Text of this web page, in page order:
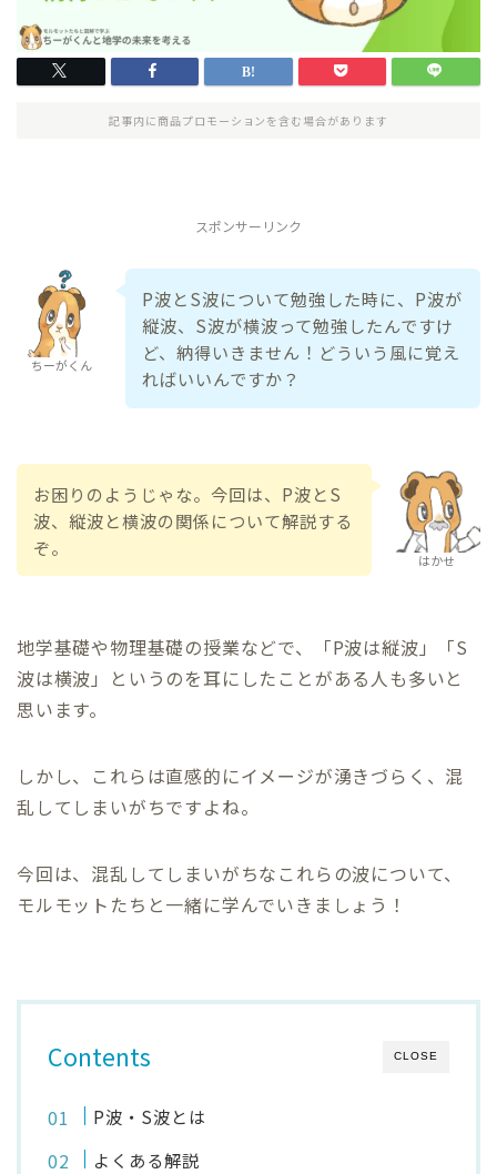
記事内に商品プロモーションを含む場合があります
スポンサーリンク
ちーがくん
P波とS波について勉強した時に、P波が
縦波、S波が横波って勉強したんですけ
ど、納得いきません！どういう風に覚え
ればいいんですか？
はかせ
お困りのようじゃな。今回は、P波とS
波、縦波と横波の関係について解説する
ぞ。
地学基礎や物理基礎の授業などで、「P波は縦波」「S
波は横波」というのを耳にしたことがある人も多いと
思います。
しかし、これらは直感的にイメージが湧きづらく、混
乱してしまいがちですよね。
今回は、混乱してしまいがちなこれらの波について、
モルモットたちと一緒に学んでいきましょう！
CLOSE
Contents
P波・S波とは
よくある解説